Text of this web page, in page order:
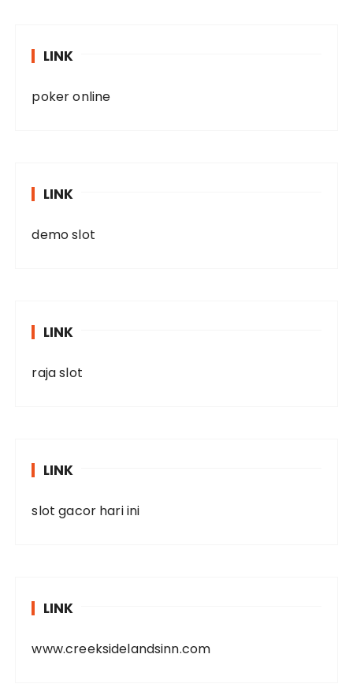
LINK
poker online
LINK
demo slot
LINK
raja slot
LINK
slot gacor hari ini
LINK
www.creeksidelandsinn.com